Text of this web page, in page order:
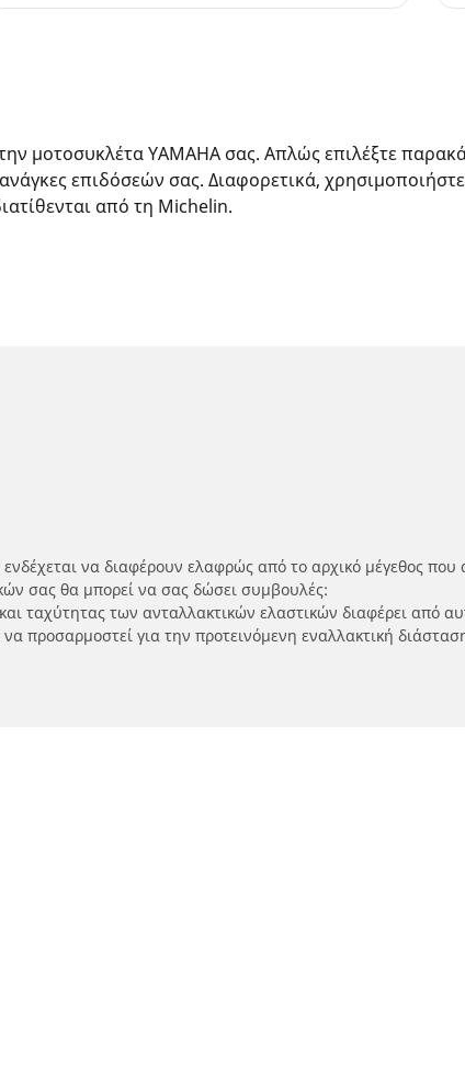
μοτοσυκλέτα YAMAHA σας. Απλώς επιλέξτε
επιδόσεών σας. Διαφορετικά,
από τη Michelin.
να διαφέρουν ελαφρώς από το αρχικό μέγεθος
σας θα μπορεί να σας δώσει συμβουλές:
ταχύτητας των ανταλλακτικών ελαστικών διαφέρει από
προσαρμοστεί για την προτεινόμενη εναλλακτική